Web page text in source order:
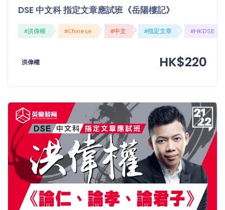
DSE 中文科 指定文章應試班《岳陽樓記》
#洪偉權 #Chinese #中文 #指定文章 #HKDSE
洪偉權 HK$220